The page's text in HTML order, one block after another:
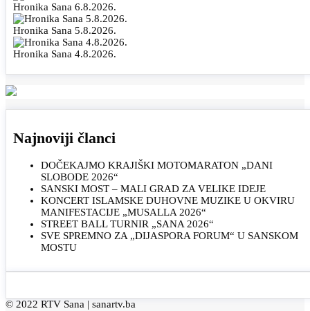
Hronika Sana 6.8.2026.
Hronika Sana 5.8.2026.
Hronika Sana 4.8.2026.
Najnoviji članci
DOČEKAJMO KRAJIŠKI MOTOMARATON „DANI
SLOBODE 2026“
SANSKI MOST – MALI GRAD ZA VELIKE IDEJE
KONCERT ISLAMSKE DUHOVNE MUZIKE U OKVIRU
MANIFESTACIJE „MUSALLA 2026“
STREET BALL TURNIR „SANA 2026“
SVE SPREMNO ZA „DIJASPORA FORUM“ U SANSKOM
MOSTU
© 2022 RTV Sana | sanartv.ba